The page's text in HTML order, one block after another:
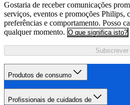
Gostaria de receber comunicações
serviços, eventos e promoções Philips,
preferências e comportamento. Posso
qualquer momento. O que significa isto?
Subscrever
Produtos de consumo
Profissionais de cuidados de